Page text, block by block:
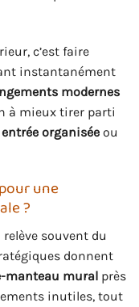
c’est faire
instantanément
modernes
à mieux tirer parti
entrée organisée ou
une
?
relève souvent du
donnent
manteau mural près
inutiles, tout